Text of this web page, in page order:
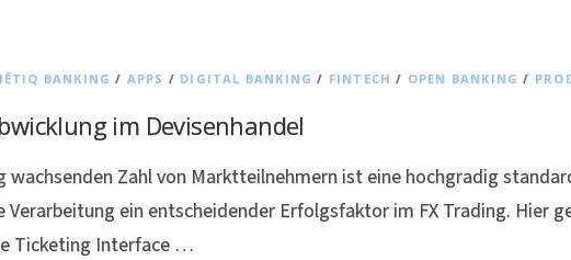
BANKING / APPS / DIGITAL BANKING / FINTECH / OPEN BANKING /
im Devisenhandel
wachsenden Zahl von Marktteilnehmern ist eine hochgradig
ein entscheidender Erfolgsfaktor im FX Trading. Hier
Ticketing Interface …